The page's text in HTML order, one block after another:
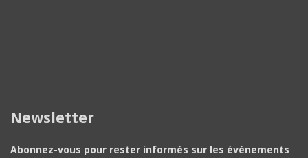
Newsletter
Abonnez-vous pour rester informés sur les événements